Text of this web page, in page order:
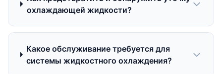
охлаждающей жидкости?
Какое обслуживание требуется для
системы жидкостного охлаждения?